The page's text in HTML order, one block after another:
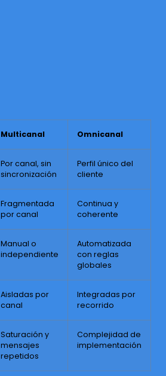
Multicanal Omnicanal
Por canal, sin
sincronización
Perfil único del
cliente
Fragmentada
por canal
Continua y
coherente
Manual o
independiente
Automatizada
con reglas
globales
Aisladas por
canal
Integradas por
recorrido
Saturación y
mensajes
repetidos
Complejidad de
implementación